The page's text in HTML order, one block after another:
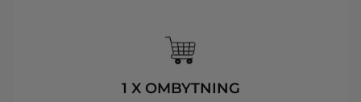
1 X OMBYTNING